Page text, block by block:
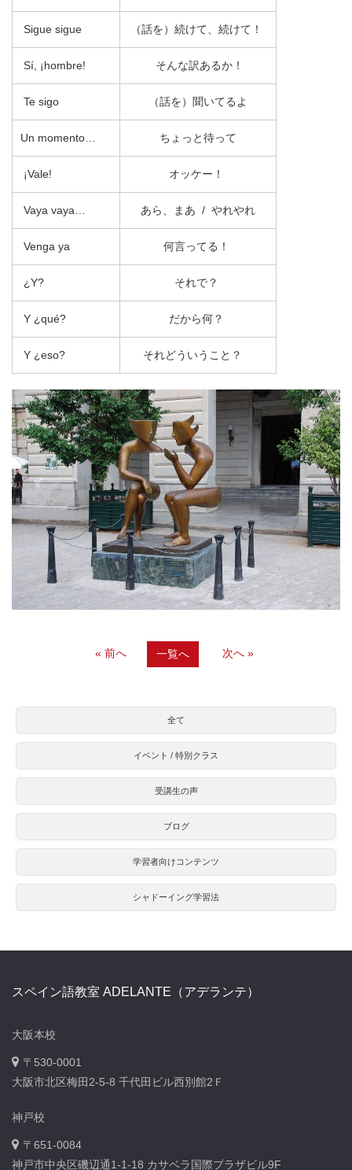
Sigue sigue （話を）続けて、続けて！
Sí, ¡hombre! そんな訳あるか！
Te sigo （話を）聞いてるよ
Un momento… ちょっと待って
¡Vale! オッケー！
Vaya vaya… あら、まあ / やれやれ
Venga ya 何言ってる！
¿Y? それで？
Y ¿qué? だから何？
Y ¿eso? それどういうこと？
« 前へ 一覧へ 次へ »
全て
イベント / 特別クラス
受講生の声
ブログ
学習者向けコンテンツ
シャドーイング学習法
スペイン語教室 ADELANTE（アデランテ）
大阪本校
〒530-0001
大阪市北区梅田2-5-8 千代田ビル西別館2Ｆ
神戸校
〒651-0084
神戸市中央区磯辺通1-1-18 カサベラ国際プラザビル9F